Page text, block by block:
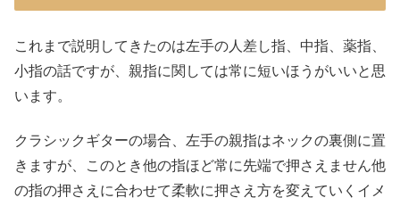
これまで説明してきたのは左手の人差し指、中指、薬指、
小指の話ですが、親指に関しては常に短いほうがいいと思
います。
クラシックギターの場合、左手の親指はネックの裏側に置
きますが、このとき他の指ほど常に先端で押さえません他
の指の押さえに合わせて柔軟に押さえ方を変えていくイメ